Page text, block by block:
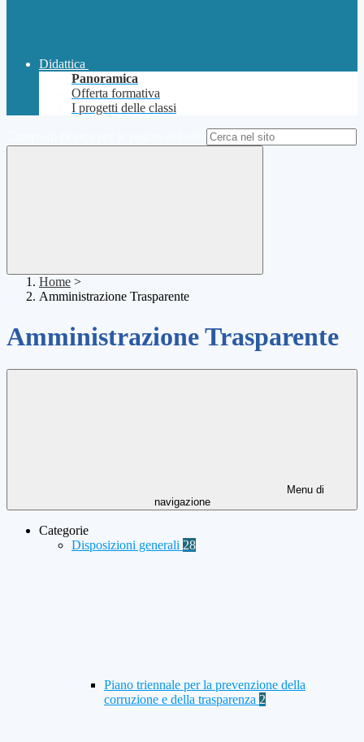
Didattica
Panoramica
Offerta formativa
I progetti delle classi
Home >
Amministrazione Trasparente
Amministrazione Trasparente
Menu di
navigazione
Categorie
Disposizioni generali 28
Piano triennale per la prevenzione della
corruzione e della trasparenza 2